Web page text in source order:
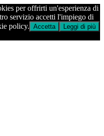
per offrirti un'esperienza di
servizio accetti l'impiego di
policy. Accetta Leggi di più